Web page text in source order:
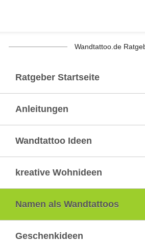
Wandtattoo.de
Ratgeber Startseite
Anleitungen
Wandtattoo Ideen
kreative Wohnideen
Namen als Wandtattoos
Geschenkideen